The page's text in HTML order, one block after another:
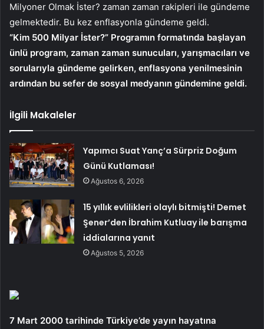
Milyoner Olmak İster? zaman zaman rakipleri ile gündeme
gelmektedir. Bu kez enflasyonla gündeme geldi.
“Kim 500 Milyar İster?” Programın formatında başlayan
ünlü program, zaman zaman sunucuları, yarışmacıları ve
sorularıyla gündeme gelirken, enflasyona yenilmesinin
ardından bu sefer de sosyal medyanın gündemine geldi.
İlgili Makaleler
Yapımcı Suat Yanç’a Sürpriz Doğum
Günü Kutlaması!
Ağustos 6, 2026
15 yıllık evlilikleri olaylı bitmişti! Demet
Şener’den İbrahim Kutluay ile barışma
iddialarına yanıt
Ağustos 5, 2026
7 Mart 2000 tarihinde Türkiye’de yayın hayatına